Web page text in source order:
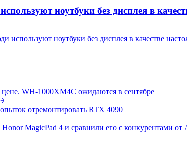
ноутбуки без дисплея в
ноутбуки без дисплея в качестве
WH-1000XM4C ожидаются в сентябре
отремонтировать RTX 4090
MagicPad 4 и сравнили его с конкурентами от